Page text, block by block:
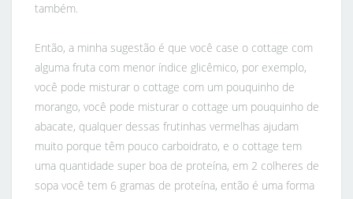
também.
Então, a minha sugestão é que você case o cottage com
alguma fruta com menor índice glicêmico, por exemplo,
você pode misturar o cottage com um pouquinho de
morango, você pode misturar o cottage um pouquinho de
abacate, qualquer dessas frutinhas vermelhas ajudam
muito porque têm pouco carboidrato, e o cottage tem
uma quantidade super boa de proteína, em 2 colheres de
sopa você tem 6 gramas de proteína, então é uma forma